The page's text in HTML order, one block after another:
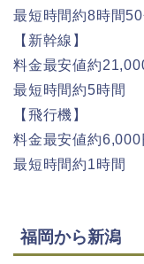
最短時間約8時間
【新幹線】
料金最安値約
最短時間約5時間
【飛行機】
料金最安値約6,000
最短時間約1時間
福岡から新潟